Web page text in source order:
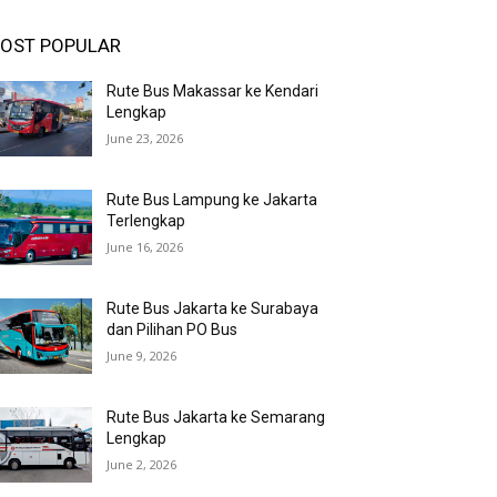
POPULAR
Rute Bus Makassar ke Kendari
Lengkap
June 23, 2026
Rute Bus Lampung ke Jakarta
Terlengkap
June 16, 2026
Rute Bus Jakarta ke Surabaya
dan Pilihan PO Bus
June 9, 2026
Rute Bus Jakarta ke Semarang
Lengkap
June 2, 2026